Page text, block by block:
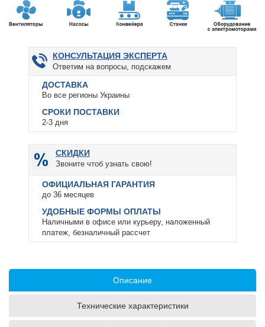
КОНСУЛЬТАЦИЯ ЭКСПЕРТА
Ответим на вопросы, подскажем
ДОСТАВКА
Во все регионы Украины
СРОКИ ПОСТАВКИ
2-3 дня
СКИДКИ
Звоните чтоб узнать свою!
ОФИЦИАЛЬНАЯ ГАРАНТИЯ
до 36 месяцев
УДОБНЫЕ ФОРМЫ ОПЛАТЫ
Наличными в офисе или курьеру, наложенный
платеж, безналичный рассчет
Описание
Технические характеристики